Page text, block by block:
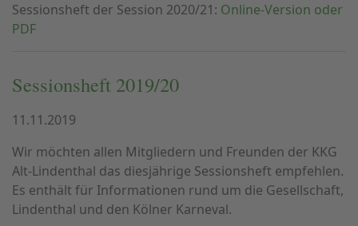
Sessionsheft der Session 2020/21: Online-Version oder
PDF
Sessionsheft 2019/20
11.11.2019
Wir möchten allen Mitgliedern und Freunden der KKG
Alt-Lindenthal das diesjährige Sessionsheft empfehlen.
Es enthält für Informationen rund um die Gesellschaft,
Lindenthal und den Kölner Karneval.